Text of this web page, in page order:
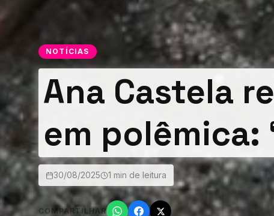
NOTÍCIAS
Ana Castela
em polêmica:
30/08/2025 1 min de leitura
COMPARTILHAR